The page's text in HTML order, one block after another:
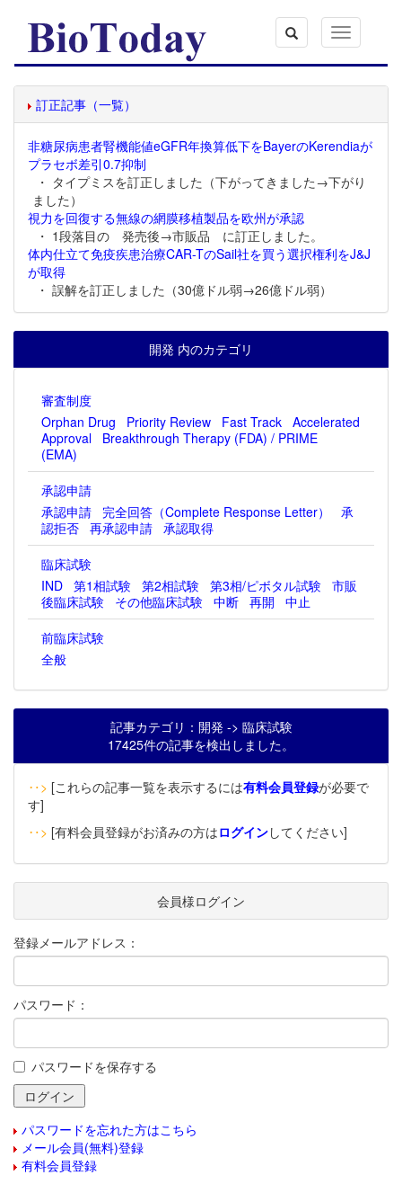
Toggle
navigation
訂正記事（一覧）
非糖尿病患者腎機能値eGFR年換算低下をBayerのKerendiaが
プラセボ差引0.7抑制
・ タイプミスを訂正しました（下がってきました→下がり
ました）
視力を回復する無線の網膜移植製品を欧州が承認
・ 1段落目の 発売後→市販品 に訂正しました。
体内仕立て免疫疾患治療CAR-TのSail社を買う選択権利をJ&J
が取得
・ 誤解を訂正しました（30億ドル弱→26億ドル弱）
開発 内のカテゴリ
審査制度
Orphan Drug
Priority Review Fast Track Accelerated
Approval
Breakthrough Therapy (FDA) / PRIME
(EMA)
承認申請
承認申請
完全回答（Complete Response Letter）
承
認拒否 再承認申請 承認取得
臨床試験
IND 第1相試験 第2相試験 第3相/ピボタル試験 市販
後臨床試験
その他臨床試験 中断 再開
中止
前臨床試験
全般
記事カテゴリ：開発 -> 臨床試験
17425件の記事を検出しました。
‥> [これらの記事一覧を表示するには有料会員登録が必要で
す]
‥> [有料会員登録がお済みの方はログインしてください]
会員様ログイン
登録メールアドレス：
パスワード：
パスワードを保存する
パスワードを忘れた方はこちら
メール会員(無料)登録
有料会員登録